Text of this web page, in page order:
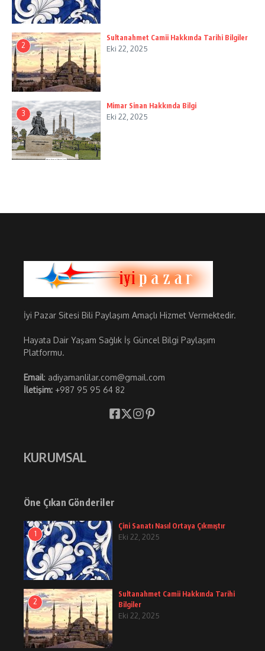
2
Sultanahmet Camii Hakkında Tarihi Bilgiler
Eki 22, 2025
3
Mimar Sinan Hakkında Bilgi
Eki 22, 2025
İyi Pazar Sitesi Bili Paylaşım Amaçlı Hizmet Vermektedir.
Hayata Dair Yaşam Sağlık İş Güncel Bilgi Paylaşım
Platformu.
Email: adiyamanlilar.com@gmail.com
İletişim: +987 95 95 64 82
KURUMSAL
Öne Çıkan Gönderiler
1
Çini Sanatı Nasıl Ortaya Çıkmıştır
Eki 22, 2025
2
Sultanahmet Camii Hakkında Tarihi
Bilgiler
Eki 22, 2025